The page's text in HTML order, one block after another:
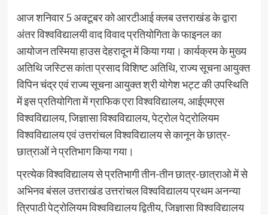
आज शनिवार 5 अक्टूबर को आरटीआई क्लब उत्तराखंड के द्वारा
अंतर विश्वविद्यालयी वाद विवाद प्रतियोगिता के फाइनल का
आयोजन तस्मिया हाउस देहरादून में किया गया। कार्यक्रम के मुख्य
अतिथि जस्टिस कांता प्रसाद विशिष्ट अतिथि, राज्य सूचना आयुक्त
विपिन चंद्र एवं राज्य सूचना आयुक्त श्री योगेश भट्ट की उपस्थिति
में इस प्रतियोगिता में ग्राफिक एरा विश्वविद्यालय, आईएमएस
विश्वविद्यालय, जिज्ञासा विश्वविद्यालय, पेट्रोल पेट्रोलियम
विश्वविद्यालय एवं उत्तरांचल विश्वविद्यालय से कानून के छात्र-
छात्राओं ने प्रतिभाग किया गया।
प्रत्येक विश्वविद्यालय से प्रतिभागी तीन-तीन छात्र-छात्राओ में से
अभिनव बंसल उत्तराखंड उत्तरांचल विश्वविद्यालय प्रथम अनन्या
त्रिपाठी पेट्रोलियम विश्वविद्यालय द्वितीय, जिज्ञासा विश्वविद्यालय